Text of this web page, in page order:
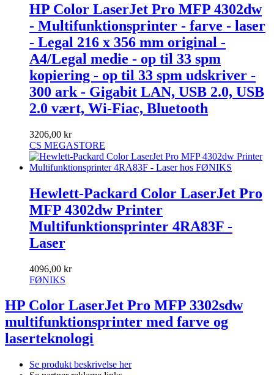
HP Color LaserJet Pro MFP 4302dw
- Multifunktionsprinter - farve - laser
- Legal 216 x 356 mm original -
A4/Legal medie - op til 33 spm
kopiering - op til 33 spm udskriver -
300 ark - Gigabit LAN, USB 2.0, USB
2.0 vært, Wi-Fiac, Bluetooth
3206,00 kr
CS MEGASTORE
Hewlett-Packard Color LaserJet Pro
MFP 4302dw Printer
Multifunktionsprinter 4RA83F -
Laser
4096,00 kr
FØNIKS
HP Color LaserJet Pro MFP 3302sdw
multifunktionsprinter med farve og
laserteknologi
Se produkt beskrivelse her